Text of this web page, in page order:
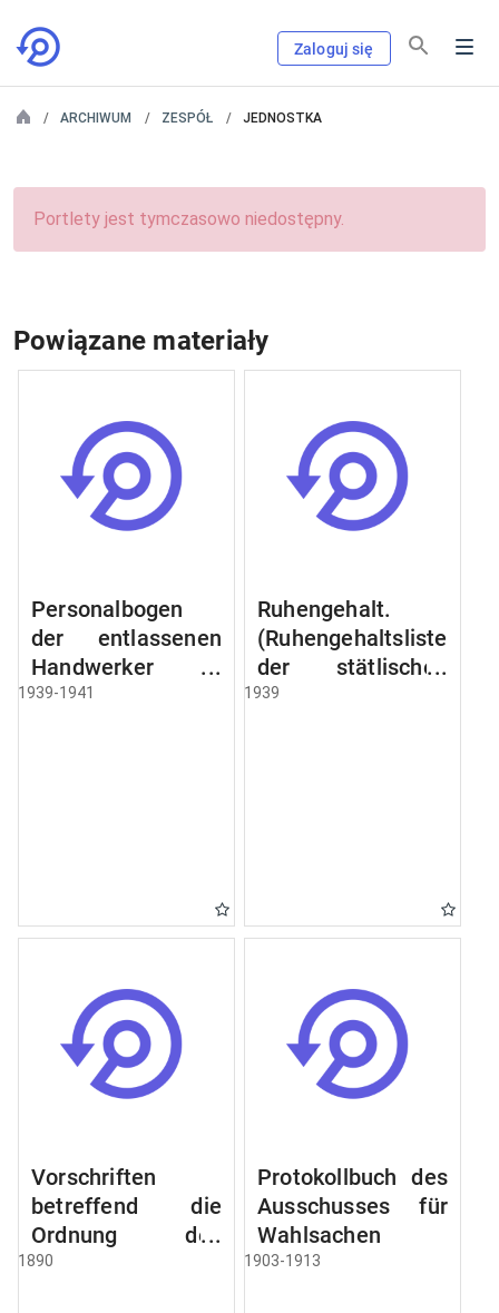
Zaloguj się
ARCHIWUM ZESPÓŁ JEDNOSTKA
Portlety jest tymczasowo niedostępny.
Powiązane materiały
Personalbogen
der entlassenen
Handwerker u.
Arbeiter des
1939-1941
Ruhengehalt.
(Ruhengehaltsliste
der stätlischen
Beamten u.
Raczyński! Schen
Bibliothek).
1939
Vorschriften
betreffend die
Ordnung des
Geschäftsganges
1890
Protokollbuch des
Ausschusses für
Wahlsachen
1903-1913